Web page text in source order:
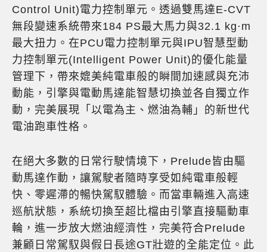
Control Unit)電力控制單元。透過雙馬達E-CVT
無段變速系統帶來184 PS最大馬力與32.1 kg·m
最大扭力。在PCU電力控制單元與IPU智慧型動
力控制單元(Intelligent Power Unit)的優化能量
管理下，帶來媲美純電車般的瞬間加速感與充沛
動能，引擎與電動馬達能智慧切換並各自獨立作
動，完美展現「以電為主、燃油為輔」的新世代
電油跑車性格。
在絕大多數的日常行駛情境下，Prelude皆由驅
動馬達作動，讓駕駛者隨時享受如純電車般輕
快、零遲滯的暢快駕馭體驗。而當車輛進入高速
巡航狀態，系統切換至超比檔由引擎直接驅動車
輪，進一步放大燃油經濟性，完美符合Prelude
兼顧日常駕馭與假日長途GT壯遊的全能定位。此